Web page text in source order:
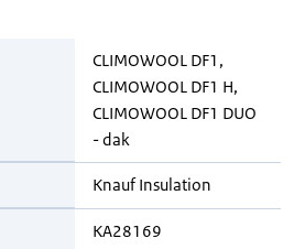
CLIMOWOOL DF1,
CLIMOWOOL DF1 H,
CLIMOWOOL DF1 DUO
- dak
Knauf Insulation
KA28169